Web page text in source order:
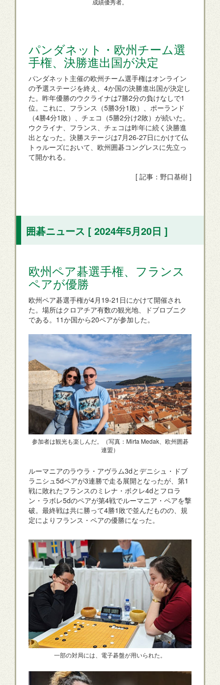
成績優秀者。
パンダネット・欧州チーム選
手権、決勝進出国が決定
パンダネット主催の欧州チーム選手権はオンライン
の予選ステージを終え、4か国の決勝進出国が決定し
た。昨年優勝のウクライナは7勝2分の負けなしで1
位。これに、フランス（5勝3分1敗）、ポーランド
（4勝4分1敗）、チェコ（5勝2分け2敗）が続いた。
ウクライナ、フランス、チェコは昨年に続く決勝進
出となった。決勝ステージは7月26-27日にかけて仏
トゥルーズにおいて、欧州囲碁コングレスに先立っ
て開かれる。
[ 記事：野口基樹 ]
囲碁ニュース [ 2024年5月20日 ]
欧州ペア碁選手権、フランス
ペアが優勝
欧州ペア碁選手権が4月19-21日にかけて開催され
た。場所はクロアチア有数の観光地、ドブロブニク
である。11か国から20ペアが参加した。
参加者は観光も楽しんだ。（写真：Mirta Medak、欧州囲碁
連盟）
ルーマニアのラウラ・アヴラム3dとデニシュ・ドブ
ラニシュ5dペアが3連勝で走る展開となったが、第1
戦に敗れたフランスのミレナ・ボクレ4dとフロラ
ン・ラボレ5dのペアが第4戦でルーマニア・ペアを撃
破。最終戦は共に勝って4勝1敗で並んだものの、規
定によりフランス・ペアの優勝になった。
一部の対局には、電子碁盤が用いられた。